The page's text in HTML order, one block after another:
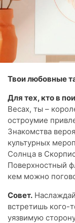
Твои любовные
Для тех, кто в
Весах, ты –
остроумие
Знакомства
культурных
Солнца в
Поверхностный
кем можно
Совет.
встретишь кого-
уязвимую